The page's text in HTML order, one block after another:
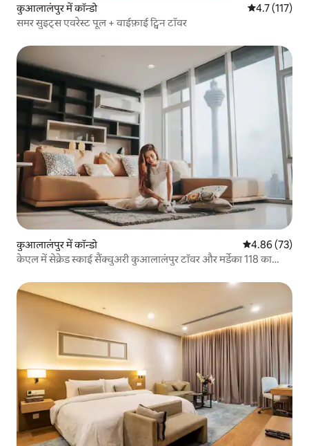
कुआलालंपुर में कॉन्डो औसत रेटिंग 5 में
4.7 (117)
समर सुइट्स एवरेस्ट पूल + वाईफ़ाई ट्विन टॉवर
कुआलालंपुर में कॉन्डो औसत रेटिंग 5 में
4.86 (73)
केएल में सेक्रेड स्काई सैंक्चुअरी कुआलालंपुर टॉवर और मर्डेका 118 का